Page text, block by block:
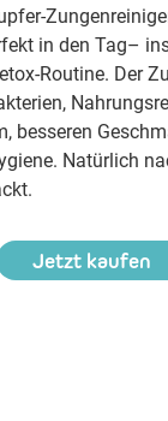
in den Tag–
Routine. Der
besseren
Natürlich
Jetzt kaufen